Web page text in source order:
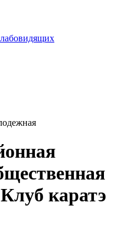
каратэ